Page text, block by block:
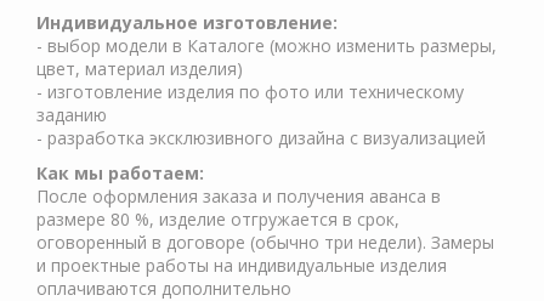
Индивидуальное изготовление:
- выбор модели в Каталоге (можно изменить размеры,
цвет, материал изделия)
- изготовление изделия по фото или техническому
заданию
- разработка эксклюзивного дизайна с визуализацией
Как мы работаем:
После оформления заказа и получения аванса в
размере 80 %, изделие отгружается в срок,
оговоренный в договоре (обычно три недели). Замеры
и проектные работы на индивидуальные изделия
оплачиваются дополнительно